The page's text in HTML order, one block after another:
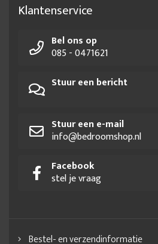
Klantenservice
Bel ons op
085 - 0471621
Stuur een bericht
Stuur een e-mail
info@bedroomshop.nl
Facebook
stel je vraag
Bestel- en verzendinformatie